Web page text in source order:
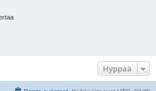
Hyppää